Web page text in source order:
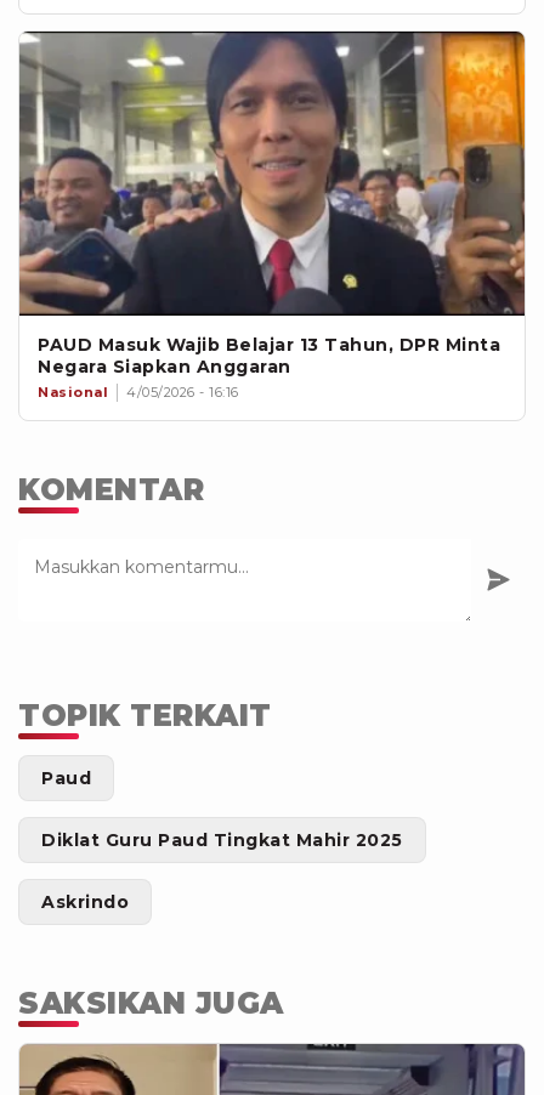
PAUD Masuk Wajib Belajar 13 Tahun, DPR Minta
Negara Siapkan Anggaran
Nasional 4/05/2026 - 16:16
KOMENTAR
TOPIK TERKAIT
Paud
Diklat Guru Paud Tingkat Mahir 2025
Askrindo
SAKSIKAN JUGA